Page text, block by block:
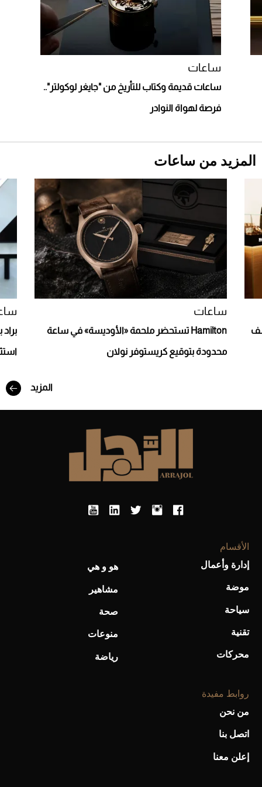
استثنائية
Aston Martin Valiant: على هوى الأبطال
أفضل تدريج للشعر الطويل لإطلالة جريئة وعصرية
ساعات
ساعات قديمة وكتاب للتأريخ من "جايغر لوكولتر"..
فرصة لهواة النوادر
المزيد من ساعات
ساعات
Hamilton تستحضر ملحمة «الأوديسة» في ساعة
محدودة بتوقيع كريستوفر نولان
المزيد
الأقسام
إدارة وأعمال
موضة
سياحة
تقنية
محركات
هو و هي
مشاهير
صحة
منوعات
رياضة
روابط مفيدة
من نحن
اتصل بنا
إعلن معنا